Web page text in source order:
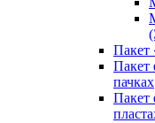
Пакет
пачках